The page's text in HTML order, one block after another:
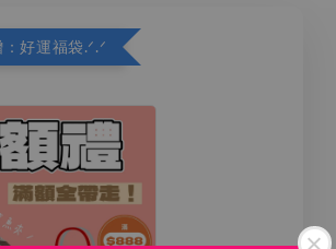
好運福袋.ᐟ‪.ᐟ